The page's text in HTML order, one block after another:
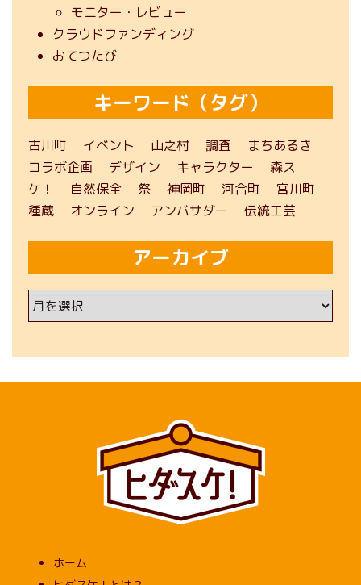
モニター・レビュー
クラウドファンディング
おてつたび
キーワード（タグ）
古川町 イベント 山之村 調査
まちあるき
コラボ企画
デザイン キャラクター
森ス
ケ！
自然保全 祭 神岡町 河合町
宮川町
種蔵
オンライン アンバサダー 伝統工芸
アーカイブ
ア
ー
ブ
ホーム